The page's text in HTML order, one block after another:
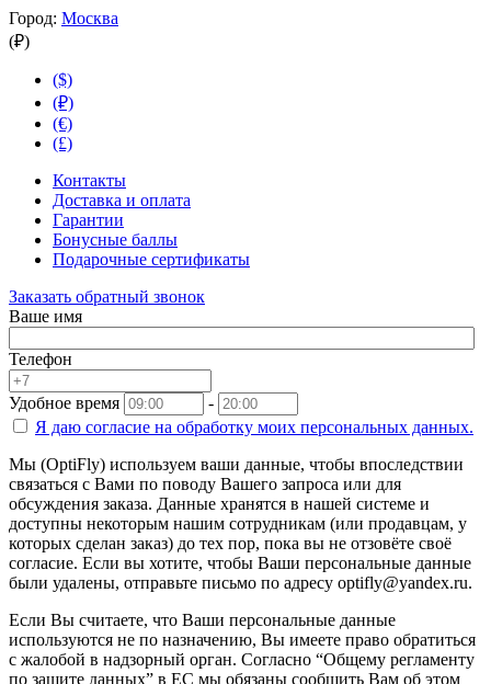
Город: Москва
(₽)
($)
(₽)
(€)
(£)
Контакты
Доставка и оплата
Гарантии
Бонусные баллы
Подарочные сертификаты
Заказать обратный звонок
Ваше имя
Телефон
Удобное время
-
Я даю согласие на обработку моих персональных данных.
Мы (OptiFly) используем ваши данные, чтобы впоследствии
связаться с Вами по поводу Вашего запроса или для
обсуждения заказа. Данные хранятся в нашей системе и
доступны некоторым нашим сотрудникам (или продавцам, у
которых сделан заказ) до тех пор, пока вы не отзовёте своё
согласие. Если вы хотите, чтобы Ваши персональные данные
были удалены, отправьте письмо по адресу optifly@yandex.ru.
Если Вы считаете, что Ваши персональные данные
используются не по назначению, Вы имеете право обратиться
с жалобой в надзорный орган. Согласно “Общему регламенту
по защите данных” в ЕС мы обязаны сообщить Вам об этом